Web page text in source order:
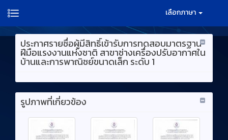
เลือกภาษา
ประกาศรายชื่อผู้มีสิทธิ์เข้ารับการทดสอบมาตรฐาน
ฝีมือแรงงานแห่งชาติ สาขาช่างเครื่องปรับอากาศใน
บ้านและการพาณิชย์ขนาดเล็ก ระดับ 1
รูปภาพที่เกี่ยวข้อง